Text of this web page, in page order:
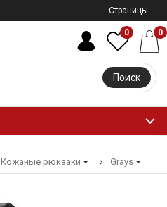
Страницы
Поиск
0 0
Кожаные рюкзаки Grays